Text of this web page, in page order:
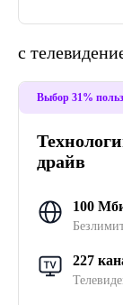
с
Выбор 31%
драйв
100
227